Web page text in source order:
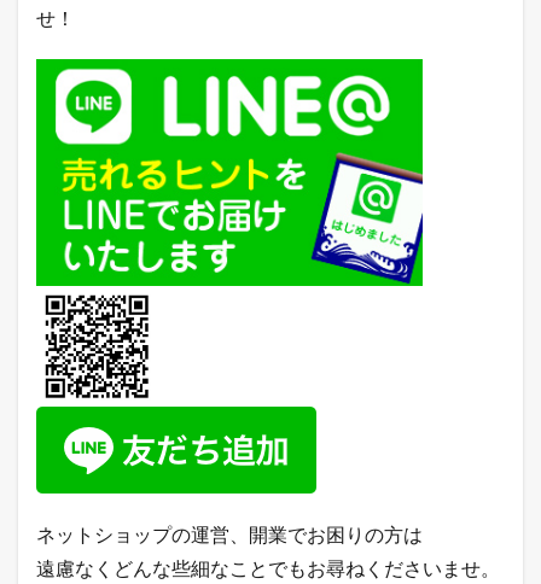
せ！
ネットショップの運営、開業でお困りの方は
遠慮なくどんな些細なことでもお尋ねくださいませ。